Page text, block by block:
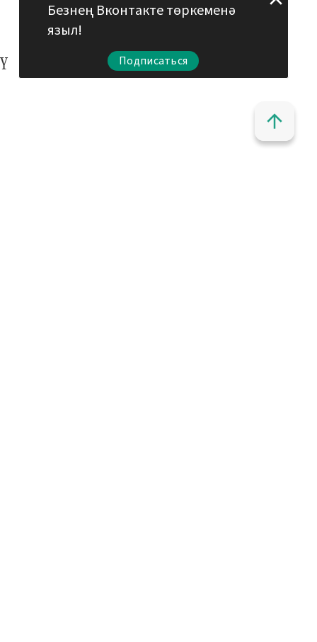
Безнең Вконтакте төркеменә
языл!
Подписаться